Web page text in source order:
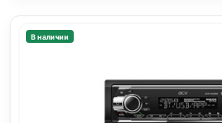
В наличии